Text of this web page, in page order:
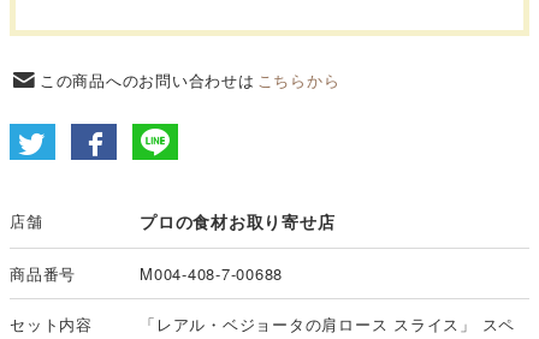
この商品へのお問い合わせは こちらから
店舗 プロの食材お取り寄せ店
商品番号 M004-408-7-00688
セット内容
「レアル・ベジョータの肩ロース スライス」 スペ